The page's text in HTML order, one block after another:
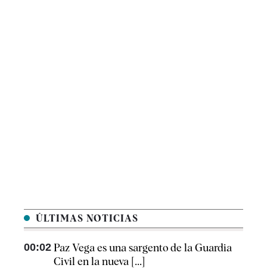
ÚLTIMAS NOTICIAS
00:02 Paz Vega es una sargento de la Guardia
Civil en la nueva [...]